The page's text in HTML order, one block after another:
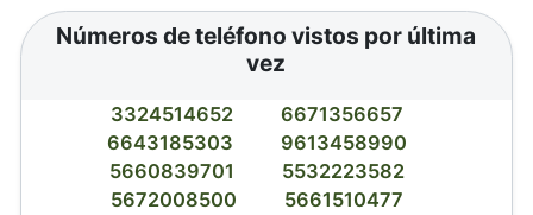
Números de teléfono vistos por última
vez
3324514652
6671356657
6643185303
9613458990
5660839701
5532223582
5672008500
5661510477